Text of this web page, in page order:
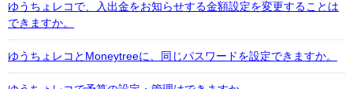
ゆうちょレコで、入出金をお知らせする金額設定を変更することは
できますか。
ゆうちょレコとMoneytreeに、同じパスワードを設定できますか。